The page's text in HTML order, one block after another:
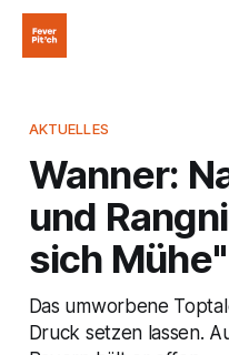
AKTUELLES
Wanner:
und
sich Mühe"
Das umworbene
Druck setzen lassen.